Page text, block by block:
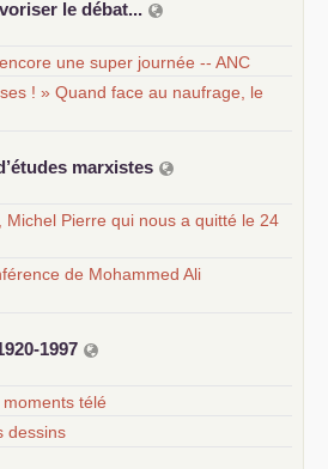
le débat...
une super journée -- ANC
! » Quand face au naufrage, le
marxistes
Michel Pierre qui nous a quitté le 24
de Mohammed Ali
1997
télé
dessins